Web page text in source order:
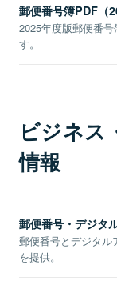
郵便番号簿PDF（
2025年度版郵便番
す。
ビジネス
情報
郵便番号・デジタ
郵便番号とデジタル
を提供。